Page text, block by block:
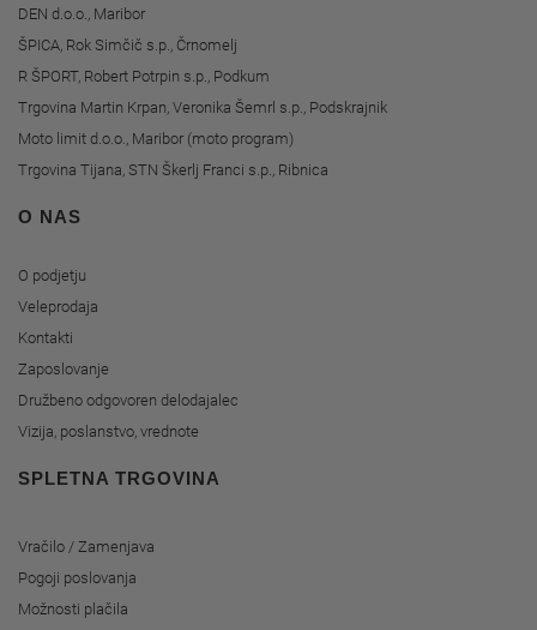
DEN d.o.o., Maribor
ŠPICA, Rok Simčič s.p., Črnomelj
R ŠPORT, Robert Potrpin s.p., Podkum
Trgovina Martin Krpan, Veronika Šemrl s.p., Podskrajnik
Moto limit d.o.o., Maribor (moto program)
Trgovina Tijana, STN Škerlj Franci s.p., Ribnica
O NAS
O podjetju
Veleprodaja
Kontakti
Zaposlovanje
Družbeno odgovoren delodajalec
Vizija, poslanstvo, vrednote
SPLETNA TRGOVINA
Vračilo / Zamenjava
Pogoji poslovanja
Možnosti plačila